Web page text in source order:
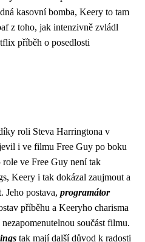
kasovní bomba, Keery to tam
z toho, jak intenzivně zvládl
příběh o posedlosti
roli Steva Harringtona v
i ve filmu Free Guy po boku
ve Free Guy není tak
Keery i tak dokázal zaujmout a
Jeho postava, programátor
příběhu a Keeryho charisma
součást filmu.
tak mají další důvod k radosti